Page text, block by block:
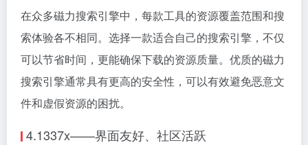
在众多磁力搜索引擎中，每款工具的资源覆盖范围和搜
索体验各不相同。选择一款适合自己的搜索引擎，不仅
可以节省时间，更能确保下载的资源质量。优质的磁力
搜索引擎通常具有更高的安全性，可以有效避免恶意文
件和虚假资源的困扰。
4.1337x——界面友好、社区活跃